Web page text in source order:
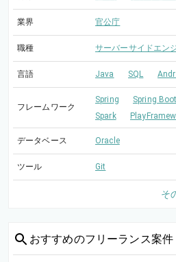
業界 官公庁
職種 サーバーサイドエン
言語 Java SQL
フレームワーク
Spring Spring Boot
Spark
データベース Oracle
ツール Git
そ
おすすめのフリーランス案